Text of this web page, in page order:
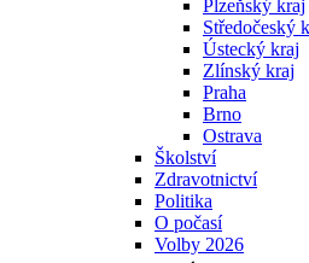
Plzeňský kraj
Středočeský
Ústecký kraj
Zlínský kraj
Praha
Brno
Ostrava
Školství
Zdravotnictví
Politika
O počasí
Volby 2026